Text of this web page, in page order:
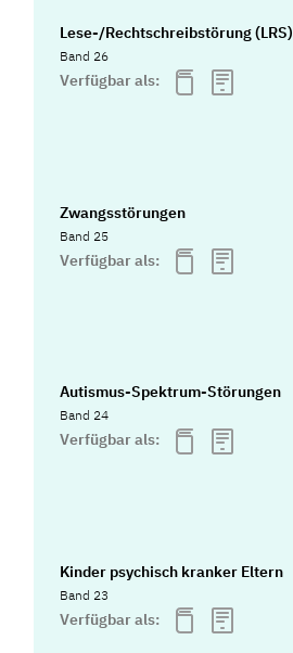
Lese-/Rechtschreibstörung (LRS)
Band 26
Verfügbar als:
Zwangsstörungen
Band 25
Verfügbar als:
Autismus-Spektrum-Störungen
Band 24
Verfügbar als:
Kinder psychisch kranker Eltern
Band 23
Verfügbar als: